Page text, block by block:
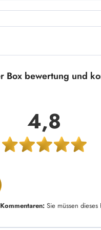
Box bewertung und
4,8
Sie müssen